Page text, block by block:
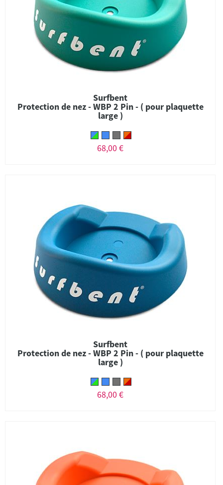
Surfbent
Protection de nez - WBP 2 Pin - ( pour plaquette
large )
68,00 €
Surfbent
Protection de nez - WBP 2 Pin - ( pour plaquette
large )
68,00 €